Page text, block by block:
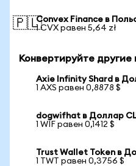
🇵🇱Convex Finance в
1 CVX равен 5,64 zł
Конвертируйте другие
Axie Infinity Shard в
1 AXS равен 0,8878 $
dogwifhat в Доллар
1 WIF равен 0,1412 $
Trust Wallet Token в
1 TWT равен 0,3756 $